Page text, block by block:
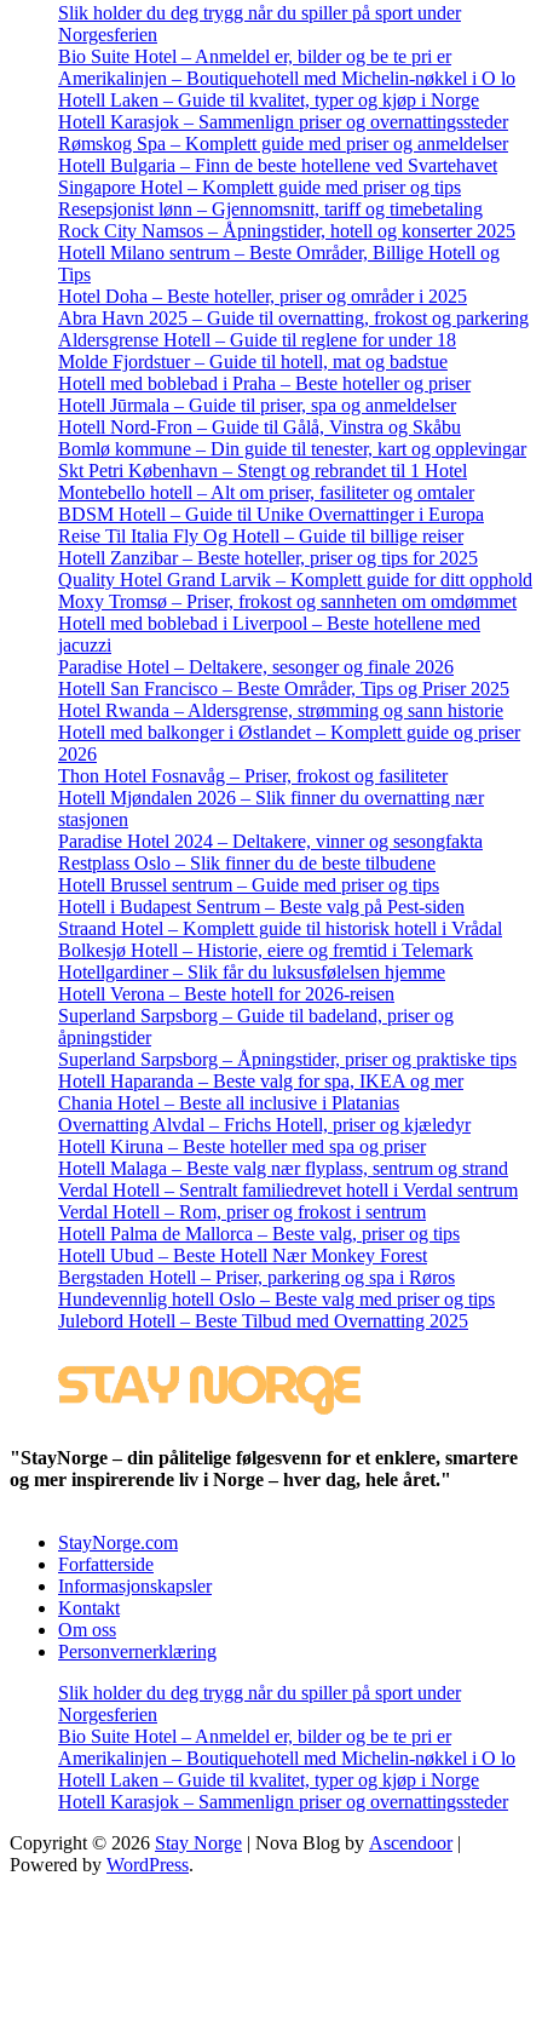
Slik holder du deg trygg når du spiller på sport under
Norgesferien
Bio Suite Hotel – Anmeldel er, bilder og be te pri er
Amerikalinjen – Boutiquehotell med Michelin-nøkkel i O lo
Hotell Laken – Guide til kvalitet, typer og kjøp i Norge
Hotell Karasjok – Sammenlign priser og overnattingssteder
Rømskog Spa – Komplett guide med priser og anmeldelser
Hotell Bulgaria – Finn de beste hotellene ved Svartehavet
Singapore Hotel – Komplett guide med priser og tips
Resepsjonist lønn – Gjennomsnitt, tariff og timebetaling
Rock City Namsos – Åpningstider, hotell og konserter 2025
Hotell Milano sentrum – Beste Områder, Billige Hotell og
Tips
Hotel Doha – Beste hoteller, priser og områder i 2025
Abra Havn 2025 – Guide til overnatting, frokost og parkering
Aldersgrense Hotell – Guide til reglene for under 18
Molde Fjordstuer – Guide til hotell, mat og badstue
Hotell med boblebad i Praha – Beste hoteller og priser
Hotell Jūrmala – Guide til priser, spa og anmeldelser
Hotell Nord-Fron – Guide til Gålå, Vinstra og Skåbu
Bomlø kommune – Din guide til tenester, kart og opplevingar
Skt Petri København – Stengt og rebrandet til 1 Hotel
Montebello hotell – Alt om priser, fasiliteter og omtaler
BDSM Hotell – Guide til Unike Overnattinger i Europa
Reise Til Italia Fly Og Hotell – Guide til billige reiser
Hotell Zanzibar – Beste hoteller, priser og tips for 2025
Quality Hotel Grand Larvik – Komplett guide for ditt opphold
Moxy Tromsø – Priser, frokost og sannheten om omdømmet
Hotell med boblebad i Liverpool – Beste hotellene med
jacuzzi
Paradise Hotel – Deltakere, sesonger og finale 2026
Hotell San Francisco – Beste Områder, Tips og Priser 2025
Hotel Rwanda – Aldersgrense, strømming og sann historie
Hotell med balkonger i Østlandet – Komplett guide og priser
2026
Thon Hotel Fosnavåg – Priser, frokost og fasiliteter
Hotell Mjøndalen 2026 – Slik finner du overnatting nær
stasjonen
Paradise Hotel 2024 – Deltakere, vinner og sesongfakta
Restplass Oslo – Slik finner du de beste tilbudene
Hotell Brussel sentrum – Guide med priser og tips
Hotell i Budapest Sentrum – Beste valg på Pest-siden
Straand Hotel – Komplett guide til historisk hotell i Vrådal
Bolkesjø Hotell – Historie, eiere og fremtid i Telemark
Hotellgardiner – Slik får du luksusfølelsen hjemme
Hotell Verona – Beste hotell for 2026-reisen
Superland Sarpsborg – Guide til badeland, priser og
åpningstider
Superland Sarpsborg – Åpningstider, priser og praktiske tips
Hotell Haparanda – Beste valg for spa, IKEA og mer
Chania Hotel – Beste all inclusive i Platanias
Overnatting Alvdal – Frichs Hotell, priser og kjæledyr
Hotell Kiruna – Beste hoteller med spa og priser
Hotell Malaga – Beste valg nær flyplass, sentrum og strand
Verdal Hotell – Sentralt familiedrevet hotell i Verdal sentrum
Verdal Hotell – Rom, priser og frokost i sentrum
Hotell Palma de Mallorca – Beste valg, priser og tips
Hotell Ubud – Beste Hotell Nær Monkey Forest
Bergstaden Hotell – Priser, parkering og spa i Røros
Hundevennlig hotell Oslo – Beste valg med priser og tips
Julebord Hotell – Beste Tilbud med Overnatting 2025
"StayNorge – din pålitelige følgesvenn for et enklere, smartere
og mer inspirerende liv i Norge – hver dag, hele året."
StayNorge.com
Forfatterside
Informasjonskapsler
Kontakt
Om oss
Personvernerklæring
Slik holder du deg trygg når du spiller på sport under
Norgesferien
Bio Suite Hotel – Anmeldel er, bilder og be te pri er
Amerikalinjen – Boutiquehotell med Michelin-nøkkel i O lo
Hotell Laken – Guide til kvalitet, typer og kjøp i Norge
Hotell Karasjok – Sammenlign priser og overnattingssteder
Copyright © 2026 Stay Norge | Nova Blog by Ascendoor|
Powered by WordPress.